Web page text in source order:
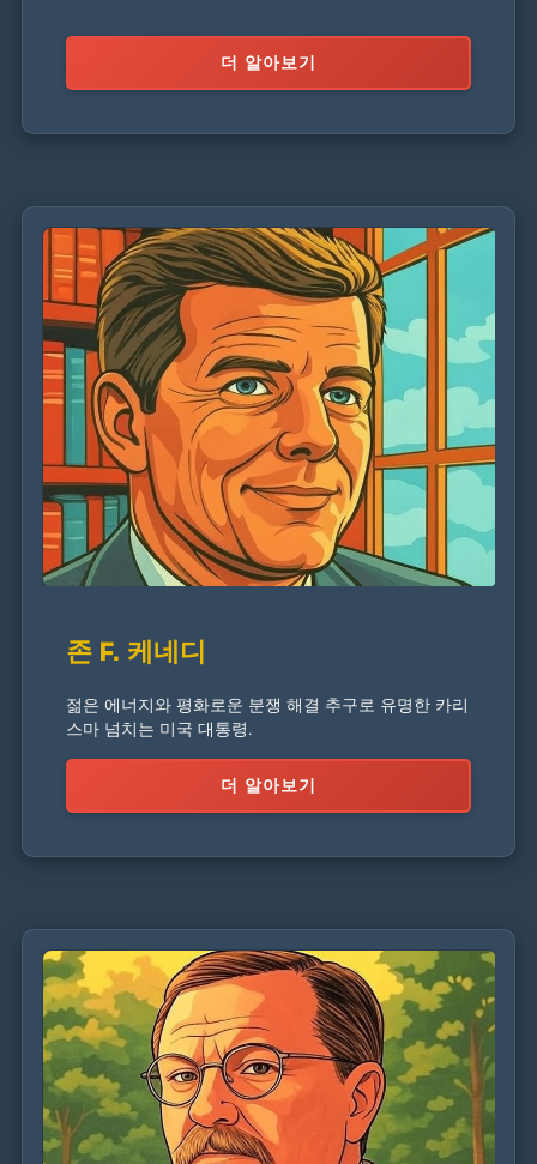
더 알아보기
존 F. 케네디
젊은 에너지와 평화로운 분쟁 해결 추구로 유명한 카리
스마 넘치는 미국 대통령.
더 알아보기